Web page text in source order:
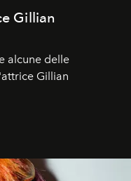
Gillian
alcune delle
Gillian